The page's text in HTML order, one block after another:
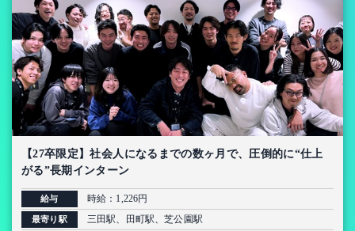
【27卒限定】社会人になるまでの数ヶ月で、圧倒的に“仕上
がる”長期インターン
給与 時給：1,226円
最寄り駅 三田駅、田町駅、芝公園駅